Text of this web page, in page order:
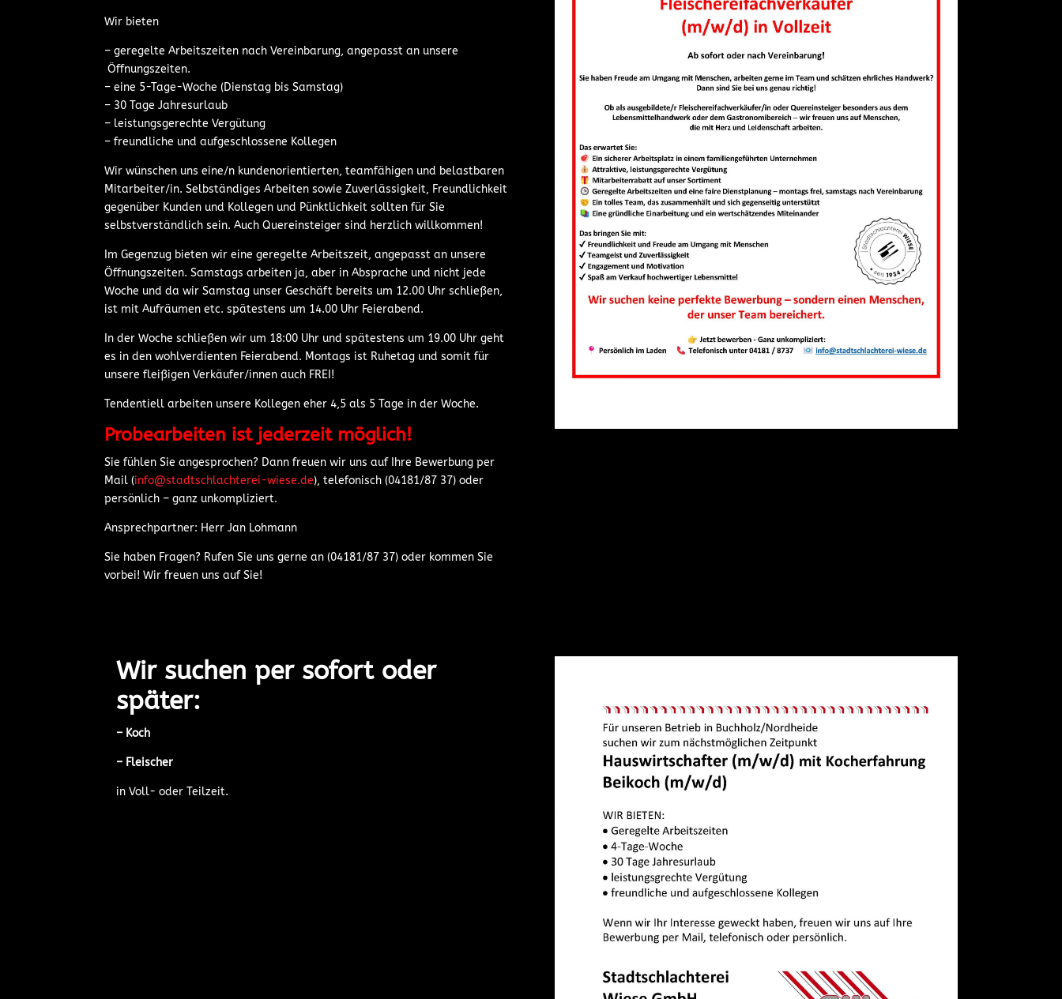
Wir bieten
– geregelte Arbeitszeiten nach Vereinbarung, angepasst an unsere
Öffnungszeiten.
– eine 5-Tage-Woche (Dienstag bis Samstag)
– 30 Tage Jahresurlaub
– leistungsgerechte Vergütung
– freundliche und aufgeschlossene Kollegen
Wir wünschen uns eine/n kundenorientierten, teamfähigen und belastbaren
Mitarbeiter/in. Selbständiges Arbeiten sowie Zuverlässigkeit, Freundlichkeit
gegenüber Kunden und Kollegen und Pünktlichkeit sollten für Sie
selbstverständlich sein. Auch Quereinsteiger sind herzlich willkommen!
Im Gegenzug bieten wir eine geregelte Arbeitszeit, angepasst an unsere
Öffnungszeiten. Samstags arbeiten ja, aber in Absprache und nicht jede
Woche und da wir Samstag unser Geschäft bereits um 12.00 Uhr schließen,
ist mit Aufräumen etc. spätestens um 14.00 Uhr Feierabend.
In der Woche schließen wir um 18:00 Uhr und spätestens um 19.00 Uhr geht
es in den wohlverdienten Feierabend. Montags ist Ruhetag und somit für
unsere fleißigen Verkäufer/innen auch FREI!
Tendentiell arbeiten unsere Kollegen eher 4,5 als 5 Tage in der Woche.
Probearbeiten ist jederzeit möglich!
Sie fühlen Sie angesprochen? Dann freuen wir uns auf Ihre Bewerbung per
Mail (info@stadtschlachterei-wiese.de), telefonisch (04181/87 37) oder
persönlich – ganz unkompliziert.
Ansprechpartner: Herr Jan Lohmann
Sie haben Fragen? Rufen Sie uns gerne an (04181/87 37) oder kommen Sie
vorbei! Wir freuen uns auf Sie!
Wir suchen per sofort oder
später:
– Koch
– Fleischer
in Voll- oder Teilzeit.